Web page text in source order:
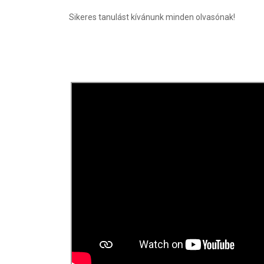
Sikeres tanulást kívánunk minden olvasónak!